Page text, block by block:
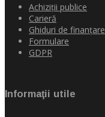
Achiziţii publice
Carieră
Ghiduri de finanţare
Formulare
GDPR
Informaţii utile